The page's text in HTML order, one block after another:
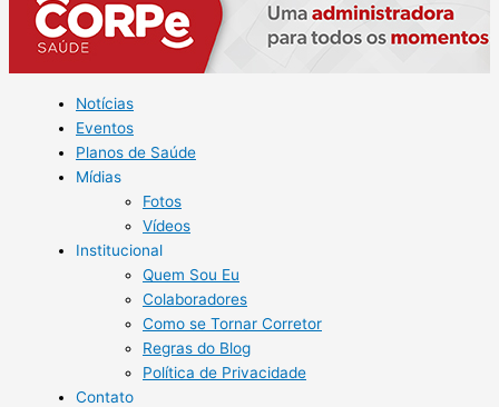
Notícias
Eventos
Planos de Saúde
Mídias
Fotos
Vídeos
Institucional
Quem Sou Eu
Colaboradores
Como se Tornar Corretor
Regras do Blog
Política de Privacidade
Contato